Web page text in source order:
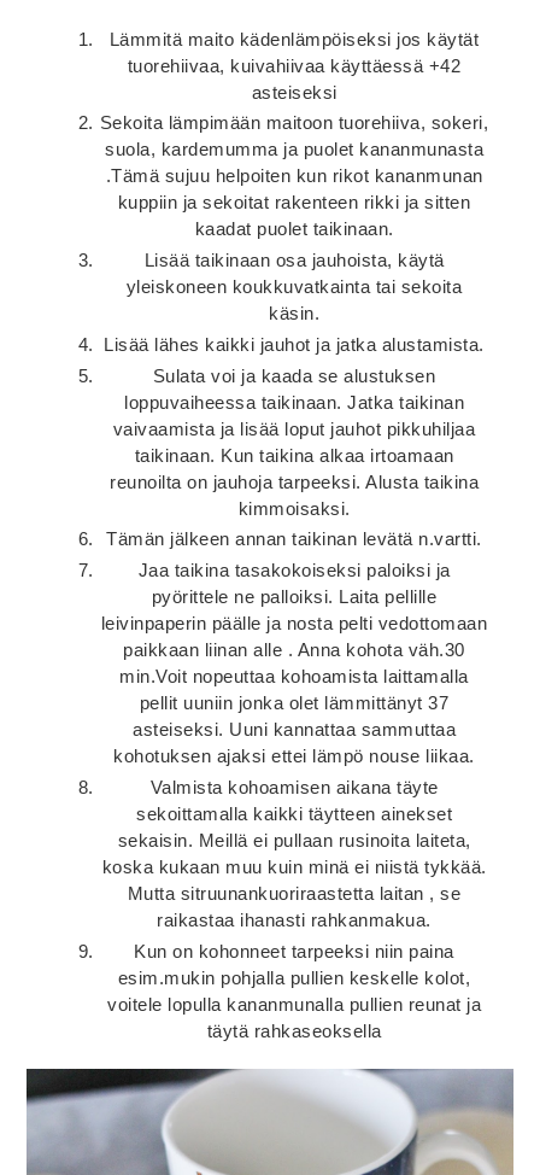
Lämmitä maito kädenlämpöiseksi jos käytät
tuorehiivaa, kuivahiivaa käyttäessä +42
asteiseksi
Sekoita lämpimään maitoon tuorehiiva, sokeri,
suola, kardemumma ja puolet kananmunasta
.Tämä sujuu helpoiten kun rikot kananmunan
kuppiin ja sekoitat rakenteen rikki ja sitten
kaadat puolet taikinaan.
Lisää taikinaan osa jauhoista, käytä
yleiskoneen koukkuvatkainta tai sekoita
käsin.
Lisää lähes kaikki jauhot ja jatka alustamista.
Sulata voi ja kaada se alustuksen
loppuvaiheessa taikinaan. Jatka taikinan
vaivaamista ja lisää loput jauhot pikkuhiljaa
taikinaan. Kun taikina alkaa irtoamaan
reunoilta on jauhoja tarpeeksi. Alusta taikina
kimmoisaksi.
Tämän jälkeen annan taikinan levätä n.vartti.
Jaa taikina tasakokoiseksi paloiksi ja
pyörittele ne palloiksi. Laita pellille
leivinpaperin päälle ja nosta pelti vedottomaan
paikkaan liinan alle . Anna kohota väh.30
min.Voit nopeuttaa kohoamista laittamalla
pellit uuniin jonka olet lämmittänyt 37
asteiseksi. Uuni kannattaa sammuttaa
kohotuksen ajaksi ettei lämpö nouse liikaa.
Valmista kohoamisen aikana täyte
sekoittamalla kaikki täytteen ainekset
sekaisin. Meillä ei pullaan rusinoita laiteta,
koska kukaan muu kuin minä ei niistä tykkää.
Mutta sitruunankuoriraastetta laitan , se
raikastaa ihanasti rahkanmakua.
Kun on kohonneet tarpeeksi niin paina
esim.mukin pohjalla pullien keskelle kolot,
voitele lopulla kananmunalla pullien reunat ja
täytä rahkaseoksella